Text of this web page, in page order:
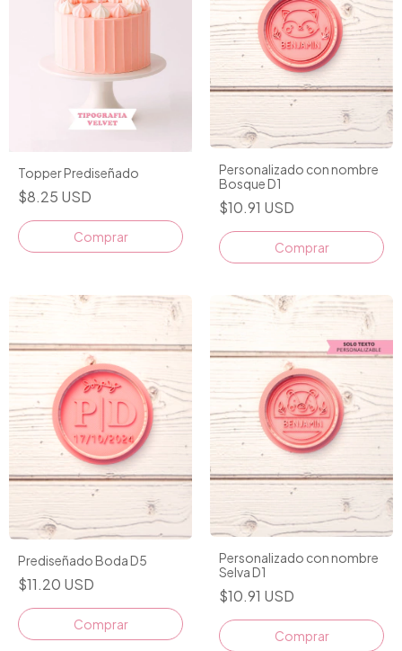
Topper Prediseñado
$8.25 USD
Comprar
Personalizado con nombre
Bosque D1
$10.91 USD
Prediseñado Boda D5
$11.20 USD
Personalizado con nombre
Selva D1
$10.91 USD